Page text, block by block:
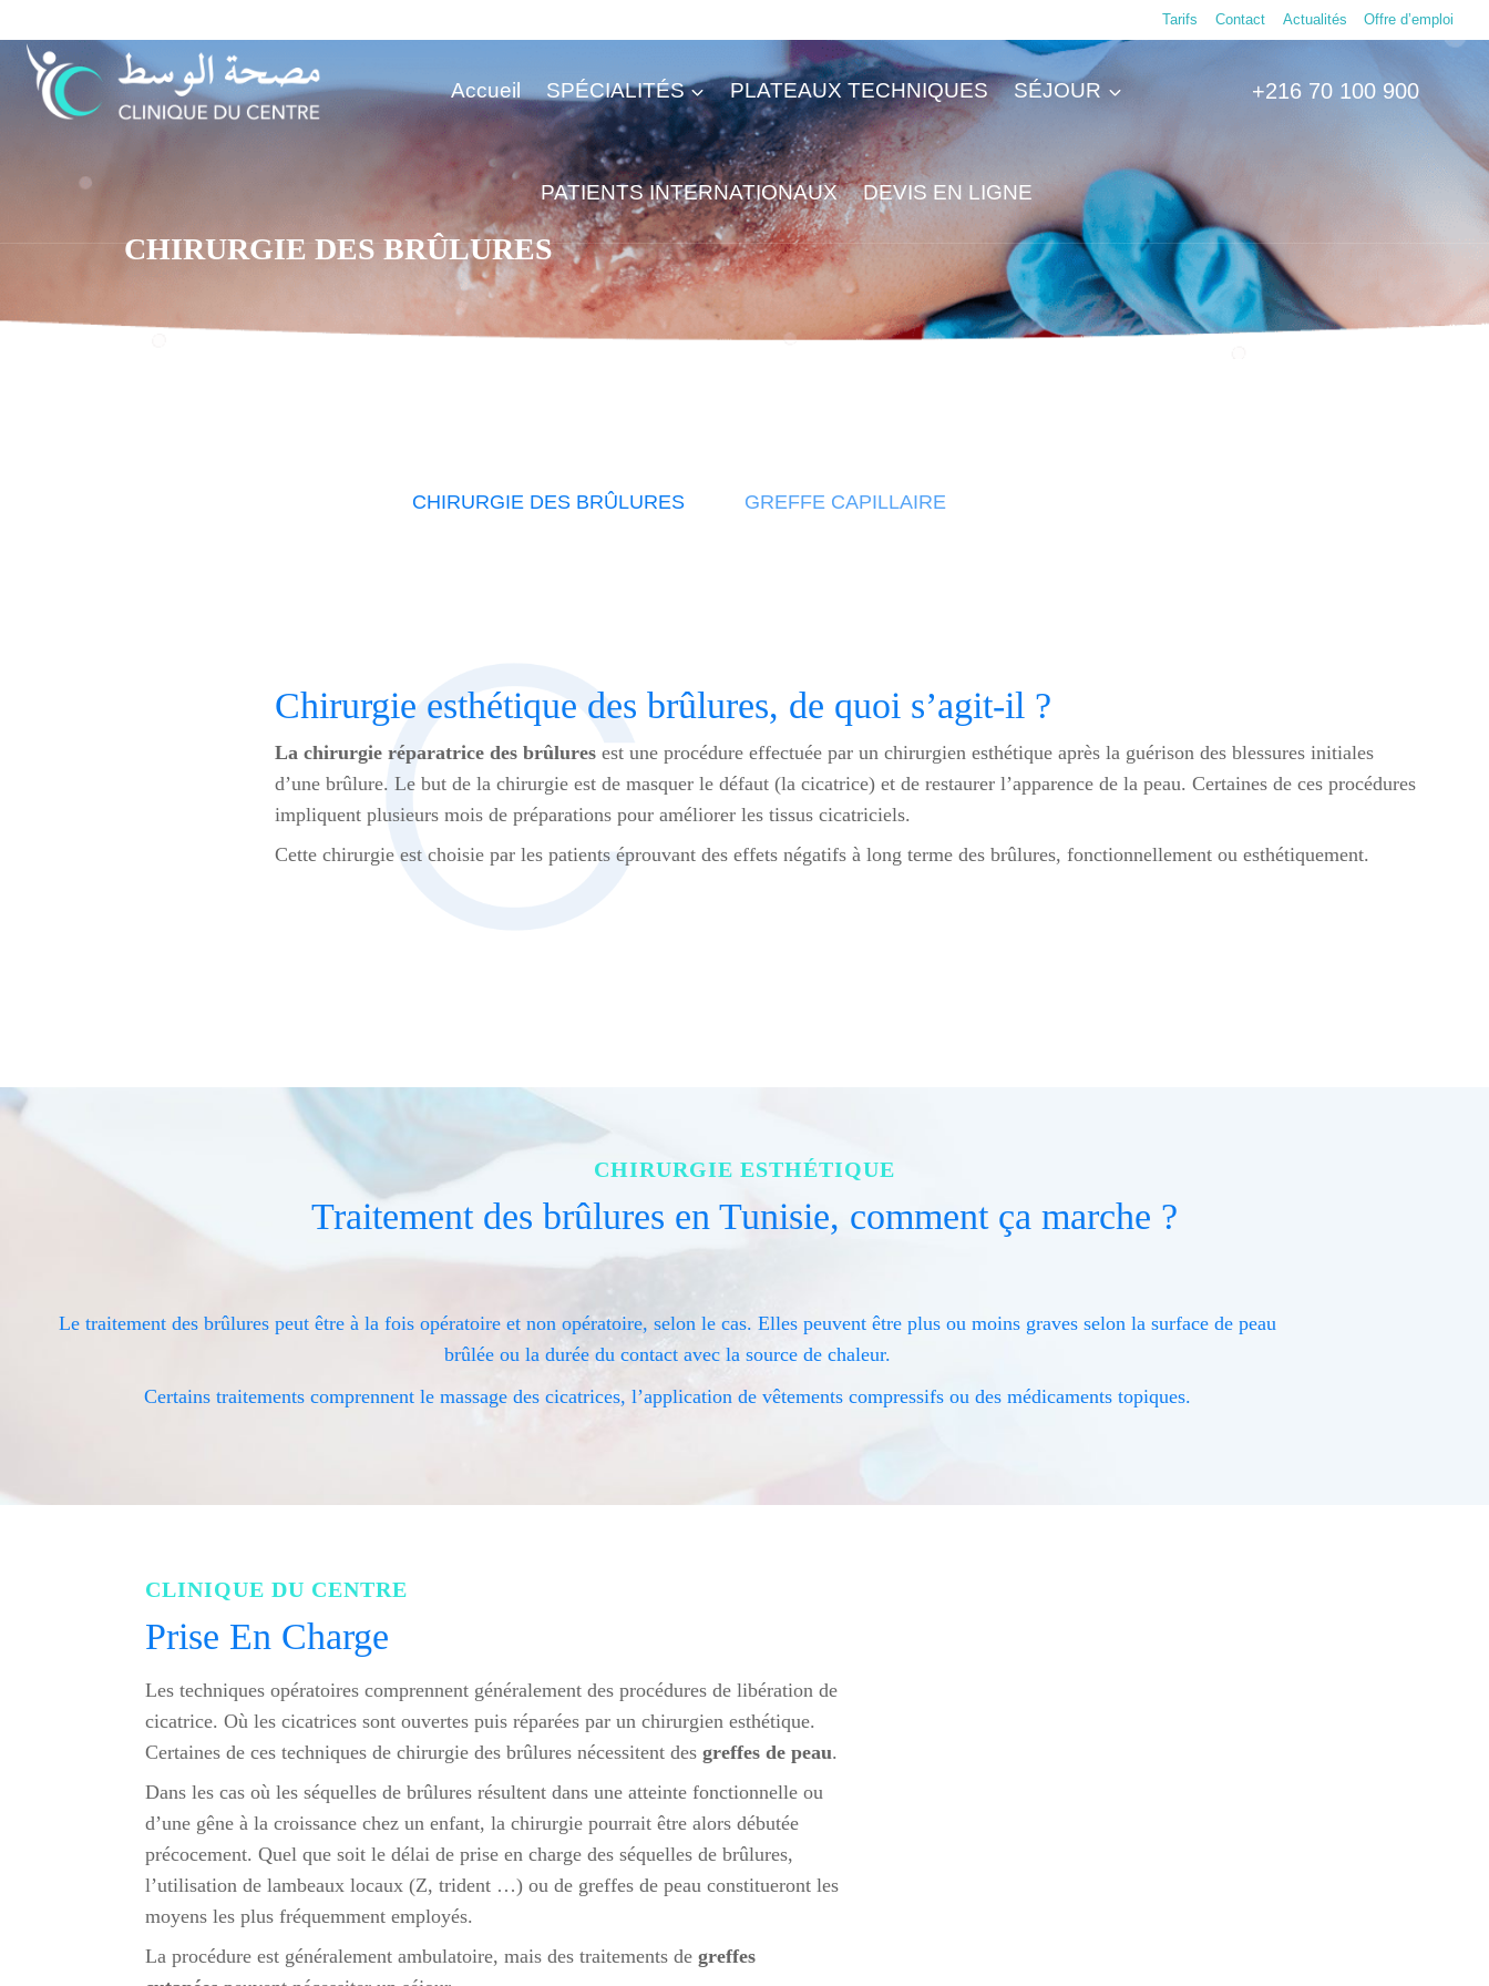
au
contenu
Tarifs Contact Actualités Offre d’emploi
Accueil SPÉCIALITÉS PLATEAUX TECHNIQUES SÉJOUR
PATIENTS INTERNATIONAUX DEVIS EN LIGNE
+216 70 100 900
CHIRURGIE DES BRÛLURES
CHIRURGIE DES BRÛLURES GREFFE CAPILLAIRE
Chirurgie esthétique des brûlures, de quoi s’agit-il ?
La chirurgie réparatrice des brûlures est une procédure effectuée par un chirurgien esthétique après la guérison des blessures initiales
d’une brûlure. Le but de la chirurgie est de masquer le défaut (la cicatrice) et de restaurer l’apparence de la peau. Certaines de ces procédures
impliquent plusieurs mois de préparations pour améliorer les tissus cicatriciels.
Cette chirurgie est choisie par les patients éprouvant des effets négatifs à long terme des brûlures, fonctionnellement ou esthétiquement.
CHIRURGIE ESTHÉTIQUE
Traitement des brûlures en Tunisie, comment ça marche ?
Le traitement des brûlures peut être à la fois opératoire et non opératoire, selon le cas. Elles peuvent être plus ou moins graves selon la surface de peau
brûlée ou la durée du contact avec la source de chaleur.
Certains traitements comprennent le massage des cicatrices, l’application de vêtements compressifs ou des médicaments topiques.
CLINIQUE DU CENTRE
Prise En Charge
Les techniques opératoires comprennent généralement des procédures de libération de
cicatrice. Où les cicatrices sont ouvertes puis réparées par un chirurgien esthétique.
Certaines de ces techniques de chirurgie des brûlures nécessitent des greffes de peau.
Dans les cas où les séquelles de brûlures résultent dans une atteinte fonctionnelle ou
d’une gêne à la croissance chez un enfant, la chirurgie pourrait être alors débutée
précocement. Quel que soit le délai de prise en charge des séquelles de brûlures,
l’utilisation de lambeaux locaux (Z, trident …) ou de greffes de peau constitueront les
moyens les plus fréquemment employés.
La procédure est généralement ambulatoire, mais des traitements de greffes